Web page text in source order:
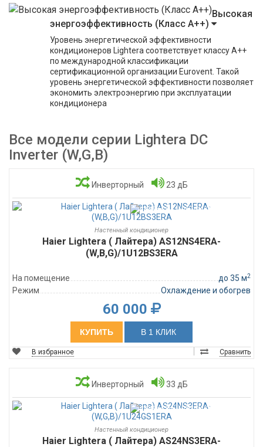
Высокая
энергоэффективность (Класс А++)
Уровень энергетической эффективности
кондиционеров Lightera соответствует классу A++
по международной классификации
сертификационной организации Eurovent. Такой
уровень энергетической эффективности позволяет
экономить электроэнергию при эксплуатации
кондиционера
Все модели серии Lightera DC
Inverter (W,G,B)
Инверторный 23 дБ
Настенный кондиционер
Haier Lightera ( Лайтера) AS12NS4ERA-
(W,B,G)/1U12BS3ERA
На помещение до 35 м2
Режим Охлаждение и обогрев
60 000
КУПИТЬ В 1 КЛИК
В избранное Сравнить
Инверторный 33 дБ
Настенный кондиционер
Haier Lightera ( Лайтера) AS24NS3ERA-